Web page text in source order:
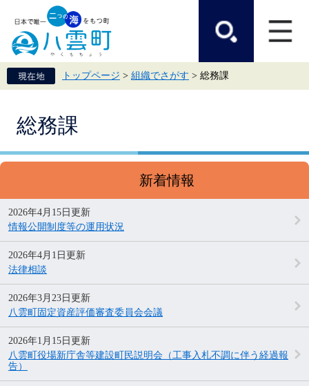
頭
で
す。
飛
ば
し
トップページ > 組織でさがす > 総務課
総務課
新着情報
2026年4月15日更新
情報公開制度等の運用状況
2026年4月1日更新
法律相談
2026年3月23日更新
八雲町固定資産評価審査委員会会議
2026年1月15日更新
八雲町役場新庁舎等建設町民説明会（工事入札不調に伴う経過報
告）